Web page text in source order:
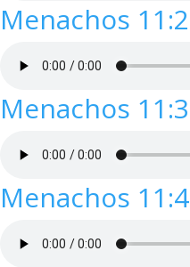
Menachos 11:2
Menachos 11:3
Menachos 11:4